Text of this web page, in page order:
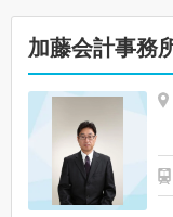
加藤会計事務